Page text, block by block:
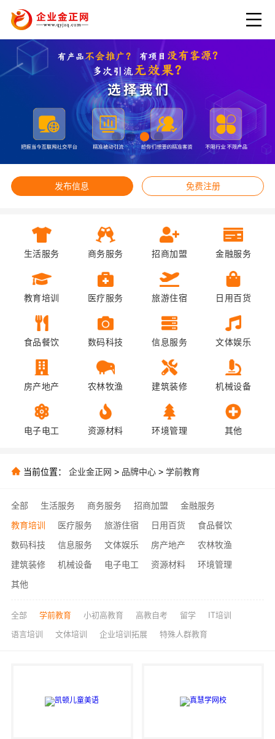
发布信息 免费注册
生活服务 商务服务 招商加盟 金融服务
教育培训 医疗服务 旅游住宿 日用百货
食品餐饮 数码科技 信息服务 文体娱乐
房产地产 农林牧渔 建筑装修 机械设备
电子电工 资源材料 环境管理 其他
当前位置： 企业金正网 > 品牌中心 > 学前教育
全部 生活服务 商务服务 招商加盟
金融服务
教育培训
医疗服务 旅游住宿 日用百货
食品餐饮
数码科技
信息服务 文体娱乐 房产地产
农林牧渔
建筑装修
机械设备 电子电工 资源材料
环境管理
其他
全部 学前教育 小初高教育 高教自考 留学 IT培训
语言培训 文体培训 企业培训拓展 特殊人群教育